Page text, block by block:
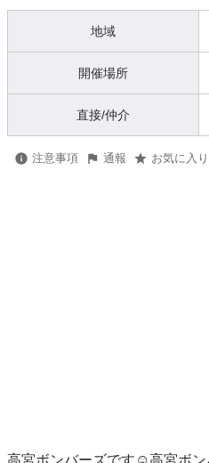
地域
開催場所
直接/仲介
注意事項 通報 お気に入
高宮ボンバーズです☺️高宮ボン